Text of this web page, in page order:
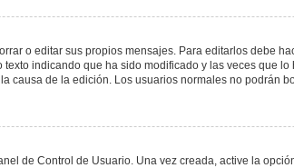
o editar sus propios mensajes. Para editarlos debe
indicando que ha sido modificado y las veces que
causa de la edición. Los usuarios normales no podrán
de Control de Usuario. Una vez creada, active la